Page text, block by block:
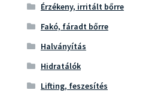
Érzékeny, irritált bőrre
Fakó, fáradt bőrre
Halványítás
Hidratálók
Lifting, feszesítés